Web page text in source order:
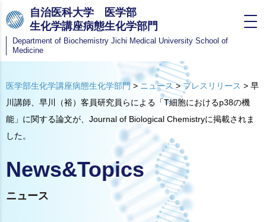
自治医科大学 医学部
生化学講座病態生化学部門
Department of Biochemistry Jichi Medical University School of
Medicine
医学部生化学講座病態生化学部門> ニュース>プレスリリース > 早
川講師、早川（裕）客員研究員らによる「T細胞におけるp38の機
能」に関する論文が、Journal of Biological Chemistryに掲載されま
した。
News&Topics
ニュース